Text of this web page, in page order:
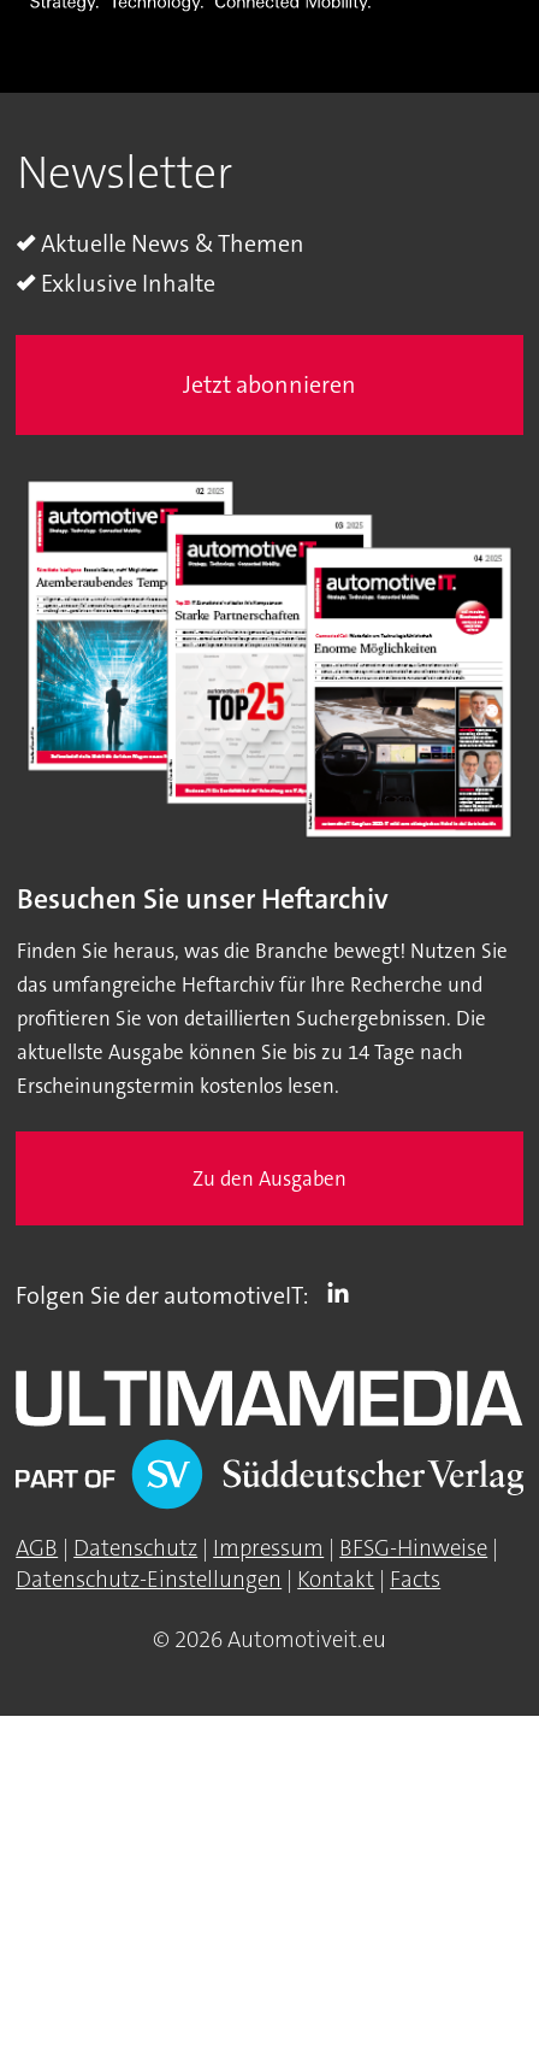
Newsletter
Aktuelle News & Themen
Exklusive Inhalte
Jetzt abonnieren
Besuchen Sie unser Heftarchiv
Finden Sie heraus, was die Branche bewegt! Nutzen Sie
das umfangreiche Heftarchiv für Ihre Recherche und
profitieren Sie von detaillierten Suchergebnissen. Die
aktuellste Ausgabe können Sie bis zu 14 Tage nach
Erscheinungstermin kostenlos lesen.
Zu den Ausgaben
Folgen Sie der automotiveIT:
AGB | Datenschutz | Impressum | BFSG-Hinweise |
Datenschutz-Einstellungen | Kontakt | Facts
© 2026 Automotiveit.eu